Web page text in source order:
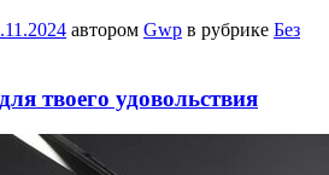
автором Gwp в рубрике Без
твоего удовольствия